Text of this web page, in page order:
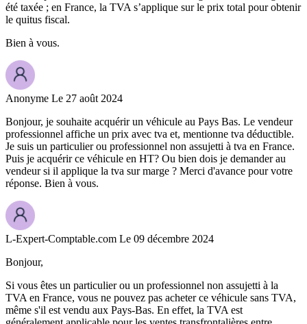
été taxée ; en France, la TVA s’applique sur le prix total pour obtenir
le quitus fiscal.
Bien à vous.
Anonyme Le 27 août 2024
Bonjour, je souhaite acquérir un véhicule au Pays Bas. Le vendeur
professionnel affiche un prix avec tva et, mentionne tva déductible.
Je suis un particulier ou professionnel non assujetti à tva en France.
Puis je acquérir ce véhicule en HT? Ou bien dois je demander au
vendeur si il applique la tva sur marge ? Merci d'avance pour votre
réponse. Bien à vous.
L-Expert-Comptable.com Le 09 décembre 2024
Bonjour,
Si vous êtes un particulier ou un professionnel non assujetti à la
TVA en France, vous ne pouvez pas acheter ce véhicule sans TVA,
même s'il est vendu aux Pays-Bas. En effet, la TVA est